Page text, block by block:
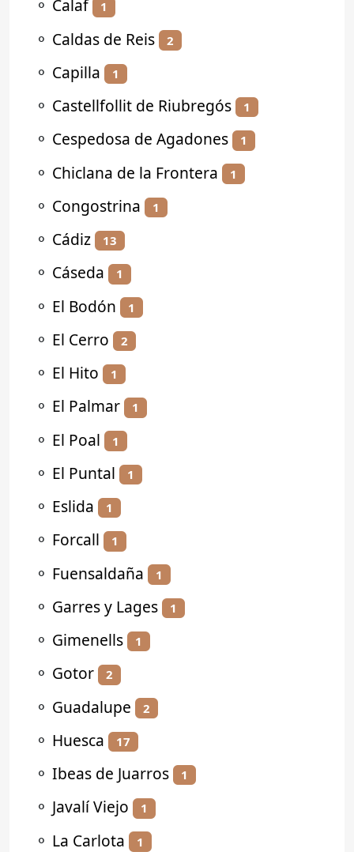
⚬ Calaf 1
⚬ Caldas de Reis 2
⚬ Capilla 1
⚬ Castellfollit de Riubregós 1
⚬ Cespedosa de Agadones 1
⚬ Chiclana de la Frontera 1
⚬ Congostrina 1
⚬ Cádiz 13
⚬ Cáseda 1
⚬ El Bodón 1
⚬ El Cerro 2
⚬ El Hito 1
⚬ El Palmar 1
⚬ El Poal 1
⚬ El Puntal 1
⚬ Eslida 1
⚬ Forcall 1
⚬ Fuensaldaña 1
⚬ Garres y Lages 1
⚬ Gimenells 1
⚬ Gotor 2
⚬ Guadalupe 2
⚬ Huesca 17
⚬ Ibeas de Juarros 1
⚬ Javalí Viejo 1
⚬ La Carlota 1